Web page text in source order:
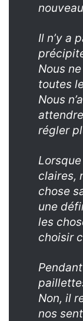
Il n’y a
Nous
toutes
Nous
régler
claires,
chose
une
les
choisir
Non, il
nos